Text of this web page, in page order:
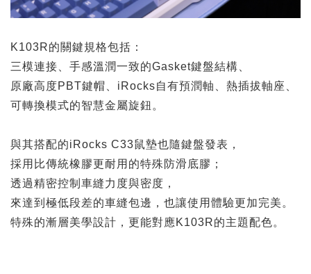
K103R的關鍵規格包括：
三模連接、手感溫潤一致的Gasket鍵盤結構、
原廠高度PBT鍵帽、iRocks自有預潤軸、熱插拔軸座、
可轉換模式的智慧金屬旋鈕。
與其搭配的iRocks C33鼠墊也隨鍵盤發表，
採用比傳統橡膠更耐用的特殊防滑底膠；
透過精密控制車縫力度與密度，
來達到極低段差的車縫包邊，也讓使用體驗更加完美。
特殊的漸層美學設計，更能對應K103R的主題配色。